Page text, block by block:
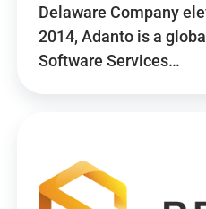
Delaware Company
2014, Adanto is a
Software Services…